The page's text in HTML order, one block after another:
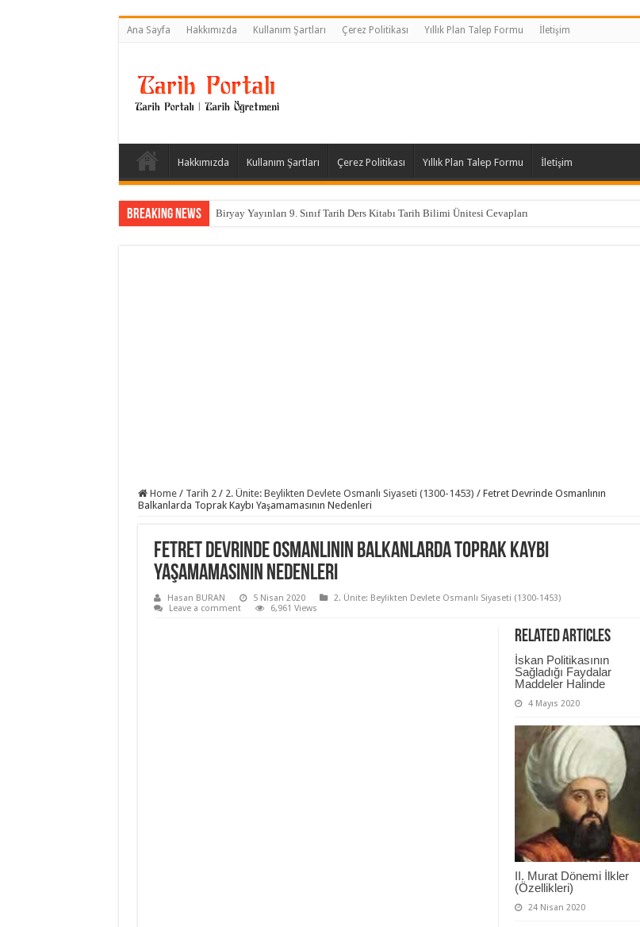
Ana Sayfa Hakkımızda Kullanım Şartları Çerez Politikası Yıllık Plan Talep Formu İletişim
Hakkımızda Kullanım Şartları Çerez Politikası Yıllık Plan Talep Formu İletişim
Breaking News Biryay Yayınları 9. Sınıf Tarih Ders Kitabı Tarih Bilimi Ünitesi Cevapları
Home / Tarih 2 / 2. Ünite: Beylikten Devlete Osmanlı Siyaseti (1300-1453) / Fetret Devrinde Osmanlının
Balkanlarda Toprak Kaybı Yaşamamasının Nedenleri
Fetret Devrinde Osmanlının Balkanlarda Toprak Kaybı
Yaşamamasının Nedenleri
Hasan BURAN 5 Nisan 2020
2. Ünite: Beylikten Devlete Osmanlı Siyaseti (1300-1453)
Leave a comment
6,961 Views
Related Articles
İskan Politikasının
Sağladığı Faydalar
Maddeler Halinde
4 Mayıs 2020
II. Murat Dönemi İlkler
(Özellikleri)
24 Nisan 2020